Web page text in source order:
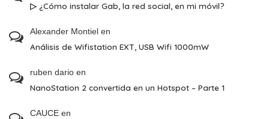
▷ ¿Cómo instalar Gab, la red social, en mi móvil?
Alexander Montiel en
Análisis de Wifistation EXT, USB Wifi 1000mW
ruben dario en
NanoStation 2 convertida en un Hotspot – Parte 1
CAUCE en